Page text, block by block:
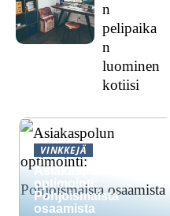
n
pelipaika
n
luominen
kotiisi
VINKKEJÄ
Asiakaspolun
optimointi:
Pohjoismaista
osaamista